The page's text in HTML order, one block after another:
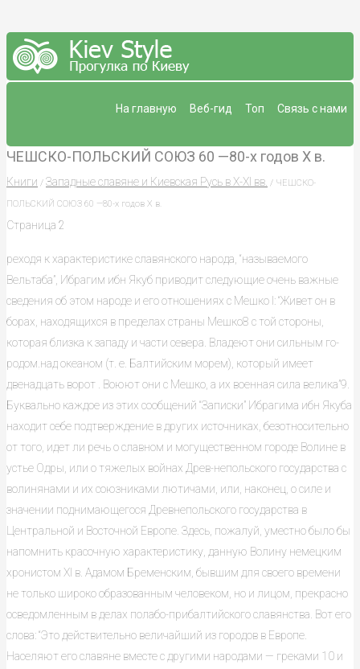
Связь с нами
Топ
Веб-гид
На главную
ЧЕШСКО-ПОЛЬСКИЙ СОЮЗ 60 —80-х годов X в.
Книги / Западные славяне и Киевская Русь в X-XI вв. / ЧЕШСКО-
ПОЛЬСКИЙ СОЮЗ 60 —80-х годов X в.
Страница 2
реходя к характеристике славянского народа, “называемого
Вельтаба”, Ибрагим ибн Якуб приводит следующие очень важные
сведения об этом народе и его отношениях с Мешко I: “Живет он в
борах, находящихся в пределах страны Мешко8 с той стороны,
которая близка к западу и части севера. Владеют они сильным го-
родом.над океаном (т. е. Балтийским морем), который имеет
двенадцать ворот . Воюют они с Мешко, а их военная сила велика”9.
Буквально каждое из этих сообщений “Записки” Ибрагима ибн Якуба
находит себе подтверждение в других источниках, безотносительно
от того, идет ли речь о славном и могущественном городе Волине в
устье Одры, или о тяжелых войнах Древ-непольского государства с
волинянами и их союзниками лютичами, или, наконец, о силе и
значении поднимающегося Древнепольского государства в
Центральной и Восточной Европе. Здесь, пожалуй, уместно было бы
напомнить красочную характеристику, данную Волину немецким
хронистом XI в. Адамом Бременским, бывшим для своего времени
не только широко образованным человеком, но и лицом, прекрасно
осведомленным в делах полабо-прибалтийского славянства. Вот его
слова: “Это действительно величайший из городов в Европе.
Населяют его славяне вместе с другими народами — греками 10 и